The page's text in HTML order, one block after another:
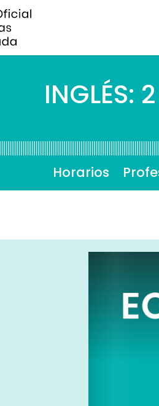
Horarios